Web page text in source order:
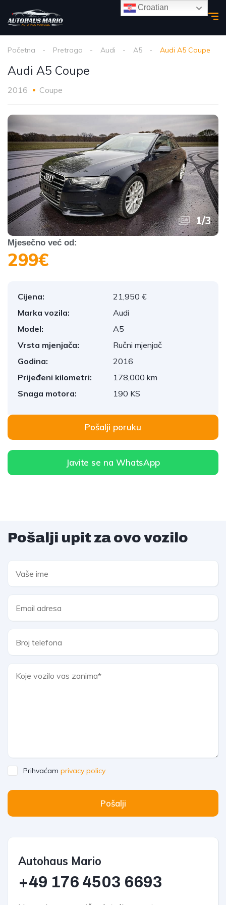
Početna Pretraga Audi A5 Audi A5 Coupe
Audi A5 Coupe
2016 Coupe
1/3
Mjesečno već od:
299€
Cijena:
21,950 €
Marka vozila:
Audi
Model:
A5
Vrsta mjenjača:
Ručni mjenjač
Godina:
2016
Prijeđeni kilometri:
178,000 km
Snaga motora:
190 KS
Pošalji poruku
Javite se na WhatsApp
Pošalji upit za ovo vozilo
Prihvaćam privacy policy
Pošalji
Autohaus Mario
+49 176 4503 6693
Croatian